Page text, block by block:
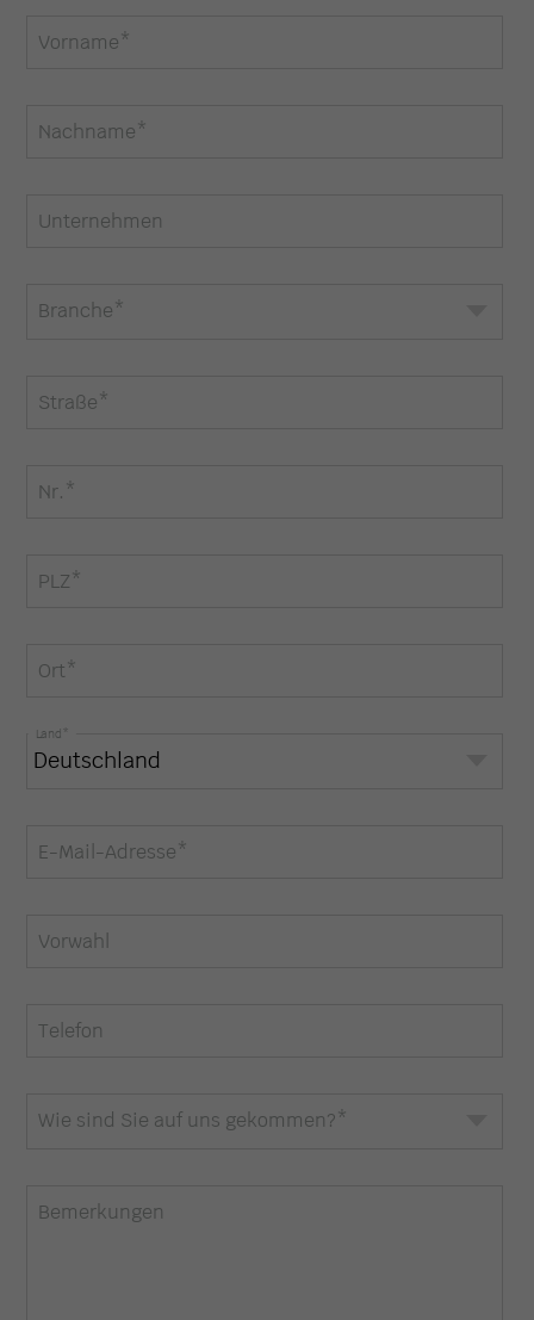
Vorname*
Nachname*
Unternehmen
Branche*
Straße*
Nr. *
PLZ*
Ort*
Deutschland
Land
E-Mail-Adresse*
Vorwahl
Telefon
Wie sind Sie auf uns gekommen?*
Bemerkungen